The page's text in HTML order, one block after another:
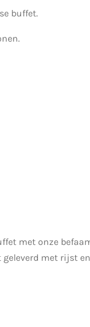
buffet.
met onze
met rijst